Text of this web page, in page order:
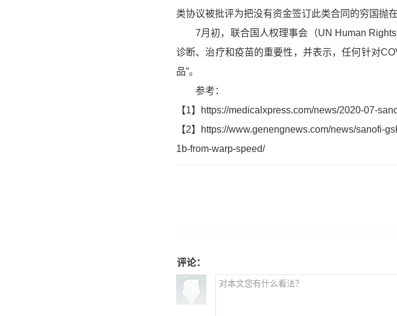
类协议被批评为把没有资金签订此类合同的穷国抛在
7月初，联合国人权理事会（UN Human Rights
诊断、治疗和疫苗的重要性，并表示，任何针对
品”。
参考：
【1】https://medicalxpress.com/news/2020-07-
【2】https://www.genengnews.com/news/sanofi-
1b-from-warp-speed/
评论：